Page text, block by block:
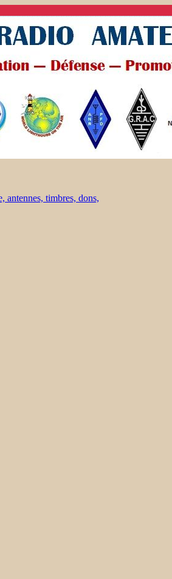
timbres, dons,